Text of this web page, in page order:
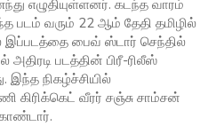
எழுதியுள்ளனர். கடந்த வாரம்
வரும் 22 ஆம் தேதி தமிழில்
இப்படத்தை பைவ் ஸ்டார் செந்தில்
அதிரடி படத்தின் பிரீ-ரிலீஸ்
இந்த நிகழ்ச்சியில்
கிரிக்கெட் வீரர் சஞ்சு சாம்சன்